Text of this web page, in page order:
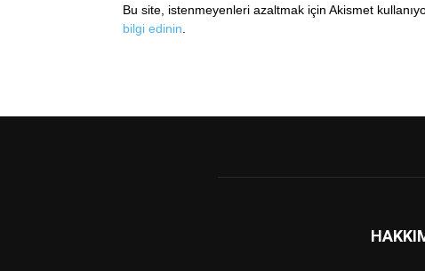
Bu site, istenmeyenleri azaltmak için Akismet
bilgi edinin